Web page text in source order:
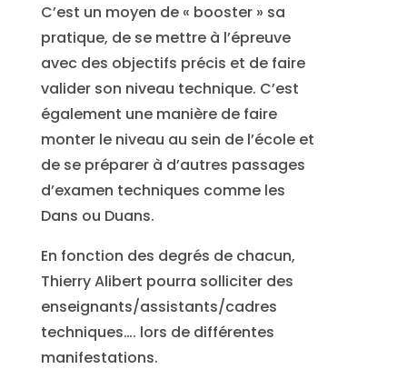
C’est un moyen de « booster » sa
pratique, de se mettre à l’épreuve
avec des objectifs précis et de faire
valider son niveau technique. C’est
également une manière de faire
monter le niveau au sein de l’école et
de se préparer à d’autres passages
d’examen techniques comme les
Dans ou Duans.
En fonction des degrés de chacun,
Thierry Alibert pourra solliciter des
enseignants/assistants/cadres
techniques…. lors de différentes
manifestations.